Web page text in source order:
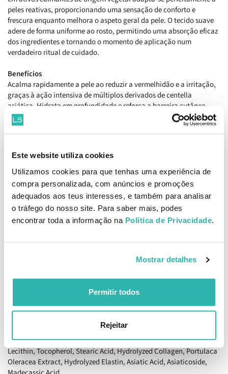
Este website utiliza cookies
Utilizamos cookies para que tenhas uma experiência de
compra personalizada, com anúncios e promoções
adequados aos teus interesses, e também para analisar
o tráfego do nosso site. Para saber mais, podes
encontrar toda a informação na Política de Privacidade.
Mostrar detalhes
Permitir todos
Rejeitar
peles reativas, proporcionando uma sensação de conforto e
frescura enquanto melhora o aspeto geral da pele. O tecido suave
adere de forma uniforme ao rosto, permitindo uma absorção eficaz
dos ingredientes e tornando o momento de aplicação num
verdadeiro ritual de cuidado.
Benefícios
Acalma rapidamente a pele ao reduzir a vermelhidão e a irritação,
graças à ação intensiva de múltiplos derivados de centella
asiática. Hidrata em profundidade e reforça a barreira cutânea,
ajudando a pele a recuperar o seu equilíbrio natural. Contribui
para suavizar imperfeições e desconfortos, enquanto melhora a
após cada utilização.
Como aplicar
Aplicar sobre a pele limpa e tonificada, ajustar ao rosto, deixar
atuar entre 10 a 20 minutos, remover e massajar suavemente o
excesso até completa absorção.
Water, Glycerin, Methylpropanediol, 1,2-Hexanediol, Arginine,
Carbomer, Propanediol, Polyglyceryl-10 Laurate, Allantoin,
Ethylhexylglycerin, Panthenol, Hydroxyethylcellulose, Disodium
EDTA, Dipotassium Glycyrrhizate, Vitis Vinifera (Grape) Seed Oil,
Melaleuca Alternifolia (Tea Tree) Leaf Oil, Dipropylene Glycol,
Butylene Glycol, Houttuynia Cordata Extract, Melaleuca
Alternifolia (Tea Tree) Leaf Extract, Polyglyceryl-10 Oleate, Centella
Asiatica Root Extract, Centella Asiatica Leaf Extract, Centella
Asiatica Extract, Sodium Acetate, Pentylene Glycol, Sodium
Hyaluronate, Madecassoside, Cellulose, Polyglyceryl-4 Caprylate,
Lecithin, Tocopherol, Stearic Acid, Hydrolyzed Collagen, Portulaca
Oleracea Extract, Hydrolyzed Elastin, Asiatic Acid, Asiaticoside,